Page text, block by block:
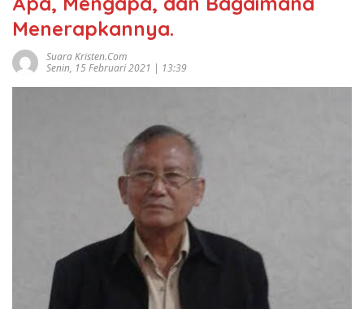
Menerapkannya.
Suara Kristen.com
Senin, 15 Februari 2021 | 13:39